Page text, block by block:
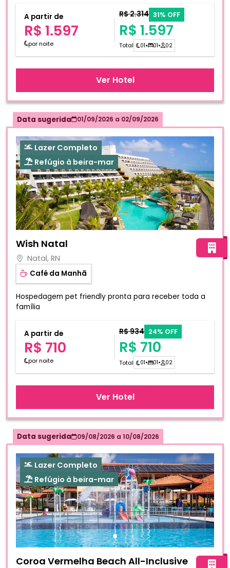
A partir de
R$ 1.597
por noite
R$ 2.314 31% OFF
R$ 1.597
Total 01• 01• 02
Ver Hotel
Data sugerida 01/09/2026 a 02/09/2026
Lazer Completo
Refúgio à beira-mar
Wish Natal
Natal, RN
Café da Manhã
Hospedagem pet friendly pronta para receber toda a
família
A partir de
R$ 710
por noite
R$ 934 24% OFF
R$ 710
Total 01• 01• 02
Ver Hotel
Data sugerida 09/08/2026 a 10/08/2026
Lazer Completo
Refúgio à beira-mar
Coroa Vermelha Beach All-Inclusive